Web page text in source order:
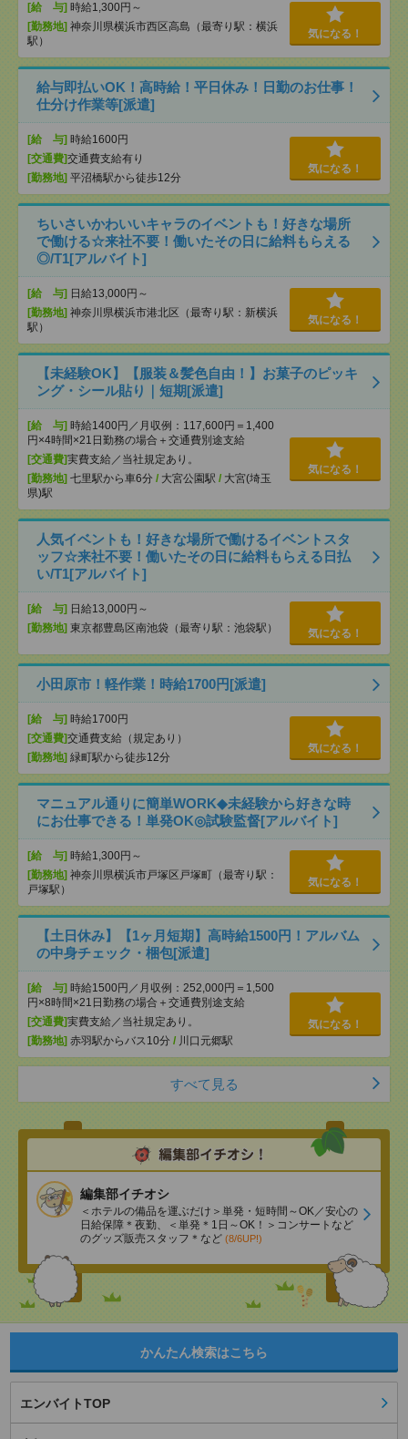
[給 与] 時給1,300円～
[勤務地] 神奈川県横浜市西区高島（最寄り駅：横浜
駅）
気になる！
給与即払いOK！高時給！平日休み！日勤のお仕事！
仕分け作業等[派遣]
[給 与] 時給1600円
[交通費]交通費支給有り
[勤務地] 平沼橋駅から徒歩12分
気になる！
ちいさいかわいいキャラのイベントも！好きな場所
で働ける☆来社不要！働いたその日に給料もらえる
◎/T1[アルバイト]
[給 与] 日給13,000円～
[勤務地] 神奈川県横浜市港北区（最寄り駅：新横浜
駅）
気になる！
【未経験OK】【服装＆髪色自由！】お菓子のピッキ
ング・シール貼り｜短期[派遣]
[給 与] 時給1400円／月収例：117,600円＝1,400
円×4時間×21日勤務の場合＋交通費別途支給
[交通費]実費支給／当社規定あり。
[勤務地] 七里駅から車6分 / 大宮公園駅 / 大宮(埼玉
県)駅
気になる！
人気イベントも！好きな場所で働けるイベントスタ
ッフ☆来社不要！働いたその日に給料もらえる日払
い/T1[アルバイト]
[給 与] 日給13,000円～
[勤務地] 東京都豊島区南池袋（最寄り駅：池袋駅） 気になる！
小田原市！軽作業！時給1700円[派遣]
[給 与] 時給1700円
[交通費]交通費支給（規定あり）
[勤務地] 緑町駅から徒歩12分
気になる！
マニュアル通りに簡単WORK◆未経験から好きな時
にお仕事できる！単発OK◎試験監督[アルバイト]
[給 与] 時給1,300円～
[勤務地] 神奈川県横浜市戸塚区戸塚町（最寄り駅：
戸塚駅）
気になる！
【土日休み】【1ヶ月短期】高時給1500円！アルバム
の中身チェック・梱包[派遣]
[給 与] 時給1500円／月収例：252,000円＝1,500
円×8時間×21日勤務の場合＋交通費別途支給
[交通費]実費支給／当社規定あり。
[勤務地] 赤羽駅からバス10分 / 川口元郷駅
気になる！
すべて見る
編集部イチオシ
＜ホテルの備品を運ぶだけ＞単発・短時間～OK／安心の
日給保障＊夜勤、＜単発＊1日～OK！＞コンサートなど
のグッズ販売スタッフ＊など (8/6UP!)
かんたん検索はこちら
エンバイトTOP